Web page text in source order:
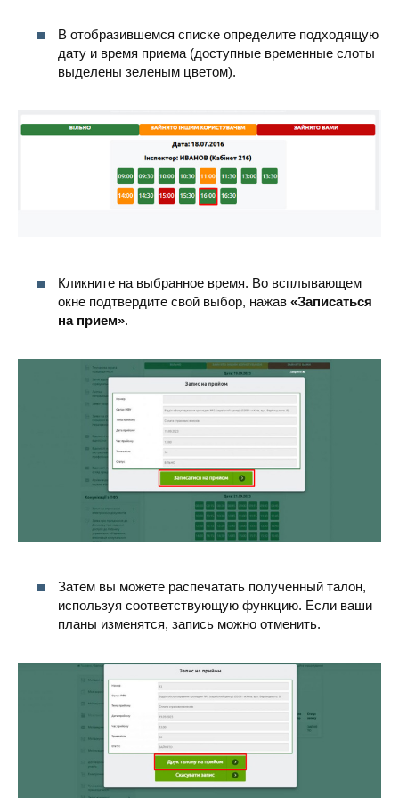
В отобразившемся списке определите подходящую
дату и время приема (доступные временные слоты
выделены зеленым цветом).
Кликните на выбранное время. Во всплывающем
окне подтвердите свой выбор, нажав «Записаться
на прием».
Затем вы можете распечатать полученный талон,
используя соответствующую функцию. Если ваши
планы изменятся, запись можно отменить.